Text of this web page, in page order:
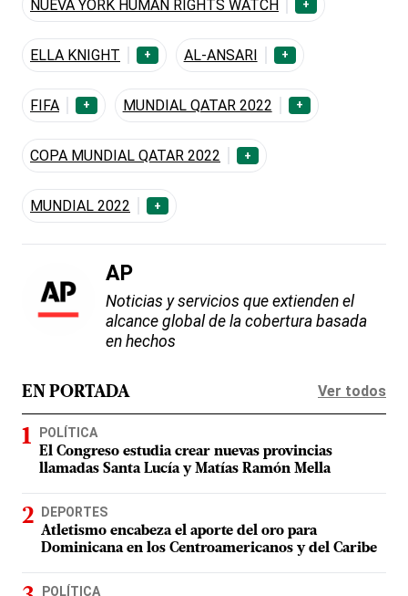
NUEVA YORK HUMAN RIGHTS WATCH +
ELLA KNIGHT + AL-ANSARI +
FIFA + MUNDIAL QATAR 2022 +
COPA MUNDIAL QATAR 2022 +
MUNDIAL 2022 +
AP
Noticias y servicios que extienden el
alcance global de la cobertura basada
en hechos
EN PORTADA Ver todos
POLÍTICA
El Congreso estudia crear nuevas provincias
llamadas Santa Lucía y Matías Ramón Mella
DEPORTES
Atletismo encabeza el aporte del oro para
Dominicana en los Centroamericanos y del Caribe
POLÍTICA